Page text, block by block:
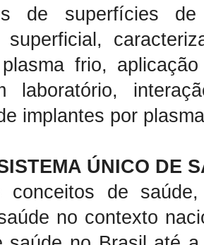
de superfícies
superficial,
frio,
laboratório,
implantes por
ÚNICO DE
conceitos de
no contexto